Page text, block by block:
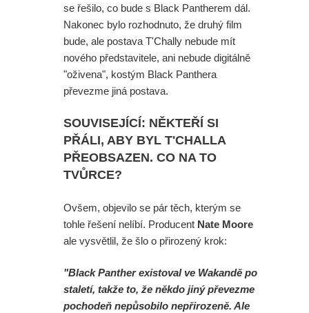
se řešilo, co bude s Black Pantherem dál.
Nakonec bylo rozhodnuto, že druhý film
bude, ale postava T'Chally nebude mít
nového představitele, ani nebude digitálně
"oživena", kostým Black Panthera
převezme jiná postava.
SOUVISEJÍCÍ: NĚKTEŘÍ SI
PŘÁLI, ABY BYL T'CHALLA
PŘEOBSAZEN. CO NA TO
TVŮRCE?
Ovšem, objevilo se pár těch, kterým se
tohle řešení nelíbí. Producent Nate Moore
ale vysvětlil, že šlo o přirozený krok:
"Black Panther existoval ve Wakandě po
staletí, takže to, že někdo jiný převezme
pochodeň nepůsobilo nepřirozeně. Ale